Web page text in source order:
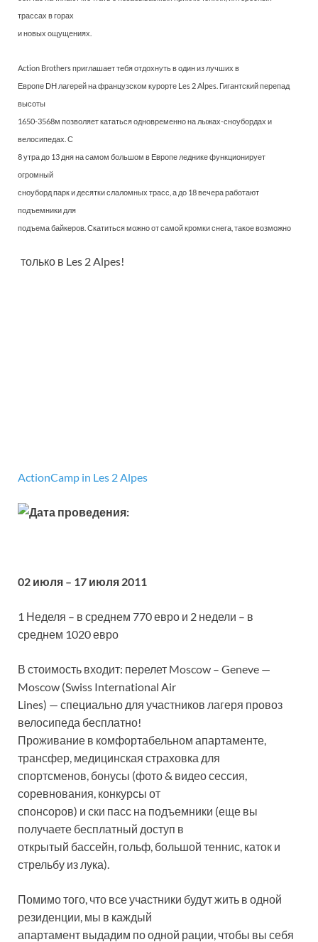
трассах в горах
и новых ощущениях.
Action Brothers приглашает тебя отдохнуть в один из лучших в
Европе DH лагерей на французском курорте Les 2 Alpes. Гигантский перепад
высоты
1650-3568м позволяет кататься одновременно на лыжах-сноубордах и
велосипедах. С
8 утра до 13 дня на самом большом в Европе леднике функционирует
огромный
сноуборд парк и десятки слаломных трасс, а до 18 вечера работают
подъемники для
подъема байкеров. Скатиться можно от самой кромки снега, такое возможно
только в Les 2 Alpes!
ActionCamp in Les 2 Alpes
Дата проведения:
02 июля – 17 июля 2011
1 Неделя – в среднем 770 евро и 2 недели – в
среднем 1020 евро
В стоимость входит: перелет Moscow – Geneve —
Moscow (Swiss International Air
Lines) — специально для участников лагеря провоз
велосипеда бесплатно!
Проживание в комфортабельном апартаменте,
трансфер, медицинская страховка для
спортсменов, бонусы (фото & видео сессия,
соревнования, конкурсы от
спонсоров) и ски пасс на подъемники (еще вы
получаете бесплатный доступ в
открытый бассейн, гольф, большой теннис, каток и
стрельбу из лука).
Помимо того, что все участники будут жить в одной
резиденции, мы в каждый
апартамент выдадим по одной рации, чтобы вы себя